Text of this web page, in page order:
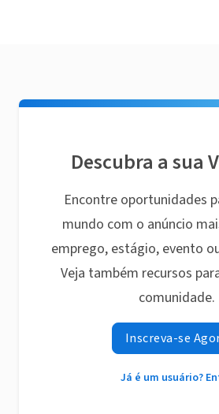
Descubra a sua
Encontre oportunidades
mundo com o anúncio
emprego, estágio, evento
Veja também recursos
comunidade.
Inscreva-se
Já é um usuário?